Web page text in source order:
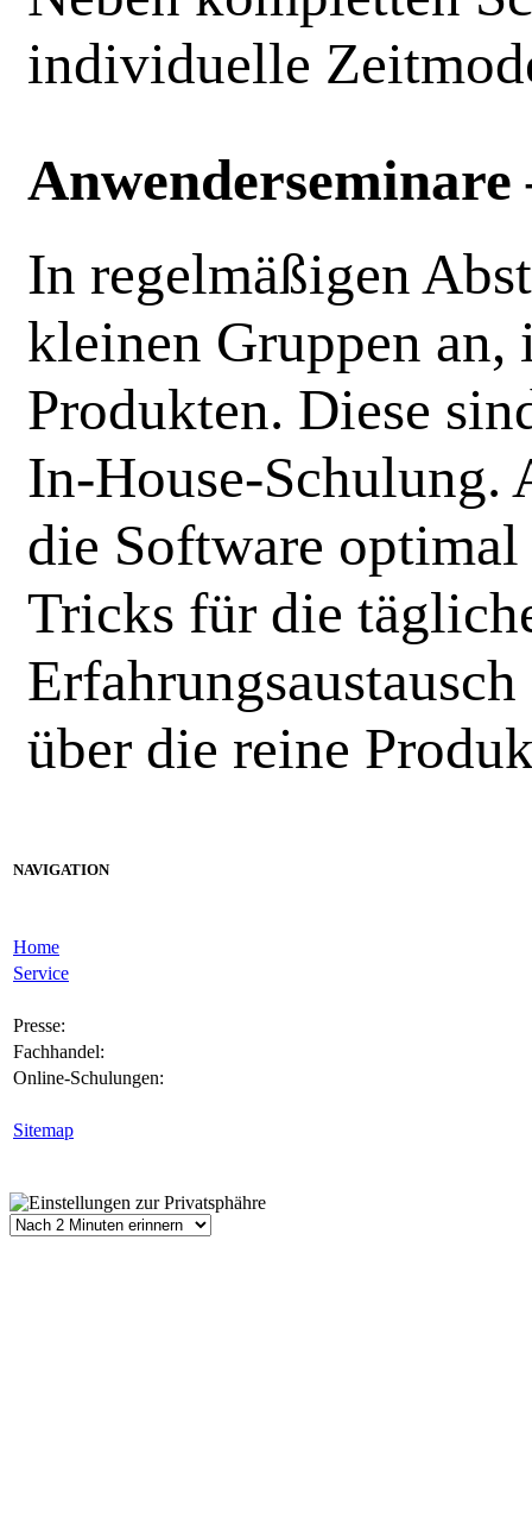
individuelle
In regelmäßigen
kleinen Gruppen an,
Produkten. Diese
In-House-Schulung.
die Software
Tricks für die
über die reine
NAVIGATION
Home
Service
Presse:
Fachhandel:
Online-Schulungen:
Sitemap